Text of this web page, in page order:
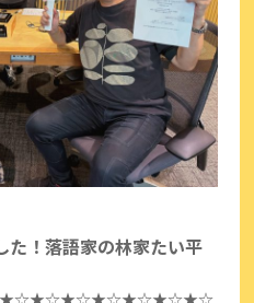
た！落語家の林家たい平